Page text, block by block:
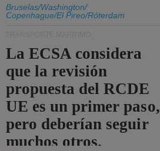
Bruselas/Washington/
Copenhague/El Pireo/Róterdam
La ECSA considera
que la revisión
propuesta del RCDE
UE es un primer paso,
pero deberían seguir
muchos otros.